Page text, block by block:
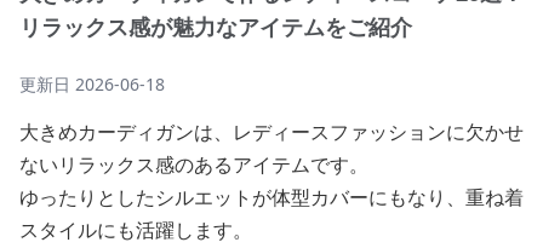
リラックス感が魅力なアイテムをご紹介
更新日 2026-06-18
大きめカーディガンは、レディースファッションに欠かせ
ないリラックス感のあるアイテムです。
ゆったりとしたシルエットが体型カバーにもなり、重ね着
スタイルにも活躍します。